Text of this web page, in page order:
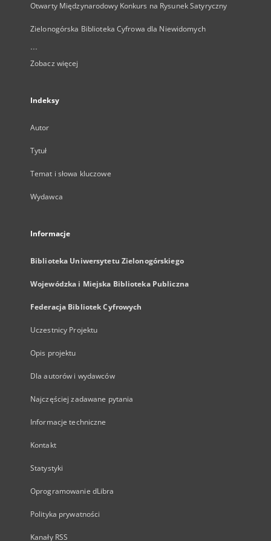
Otwarty Międzynarodowy Konkurs na Rysunek Satyryczny
Zielonogórska Biblioteka Cyfrowa dla Niewidomych
...
Zobacz więcej
Indeksy
Autor
Tytuł
Temat i słowa kluczowe
Wydawca
Informacje
Biblioteka Uniwersytetu Zielonogórskiego
Wojewódzka i Miejska Biblioteka Publiczna
Federacja Bibliotek Cyfrowych
Uczestnicy Projektu
Opis projektu
Dla autorów i wydawców
Najczęściej zadawane pytania
Informacje techniczne
Kontakt
Statystyki
Oprogramowanie dLibra
Polityka prywatności
Kanały RSS